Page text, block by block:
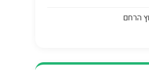
הרחם